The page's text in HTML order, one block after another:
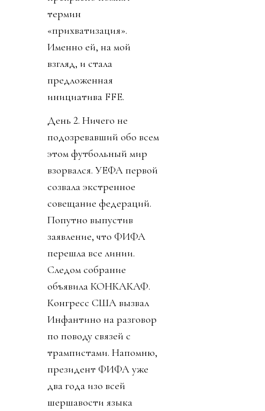
термин
«прихватизация».
Именно ей, на мой
взгляд, и стала
предложенная
инициатива FFE.
День 2. Ничего не
подозревавший обо всем
этом футбольный мир
взорвался. УЕФА первой
созвала экстренное
совещание федераций.
Попутно выпустив
заявление, что ФИФА
перешла все линии.
Следом собрание
объявила КОНКАКАФ.
Конгресс США вызвал
Инфантино на разговор
по поводу связей с
трампистами. Напомню,
президент ФИФА уже
два года изо всей
шершавости языка